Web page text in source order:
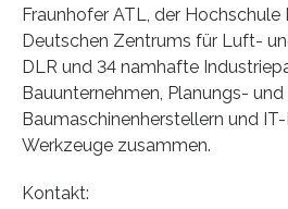
Fraunhofer ATL, der Hochschule
Deutschen Zentrums für Luft-
DLR und 34 namhafte
Bauunternehmen, Planungs-
Baumaschinenherstellern und
Werkzeuge zusammen.
Kontakt: